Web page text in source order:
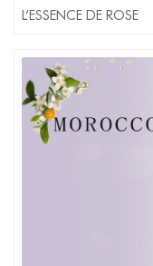
L’ESSENCE DE ROSE